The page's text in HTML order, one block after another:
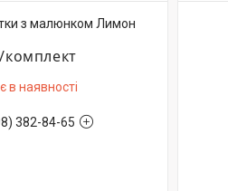
з малюнком Лимон
комплект
в наявності
382-84-65